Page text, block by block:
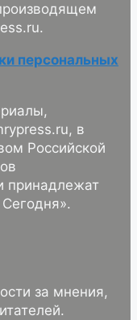
персональных
в
Российской
принадлежат
за мнения,